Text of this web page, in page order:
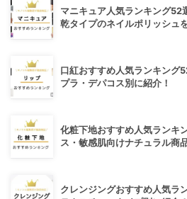
マニキュア人気ランキング52
乾タイプのネイルポリッシュ
口紅おすすめ人気ランキング
プラ・デパコス別に紹介！
化粧下地おすすめ人気ランキ
ス・敏感肌向けナチュラル商
クレンジングおすすめ人気ラ